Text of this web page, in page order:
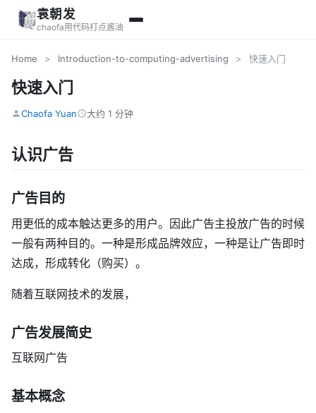
袁朝发
chaofa用代码打点酱油
Home > Introduction-to-computing-advertising > 快速入门
快速入门
Chaofa Yuan 大约 1 分钟
认识广告
广告目的
用更低的成本触达更多的用户。因此广告主投放广告的时候
一般有两种目的。一种是形成品牌效应，一种是让广告即时
达成，形成转化（购买）。
随着互联网技术的发展，
广告发展简史
互联网广告
基本概念